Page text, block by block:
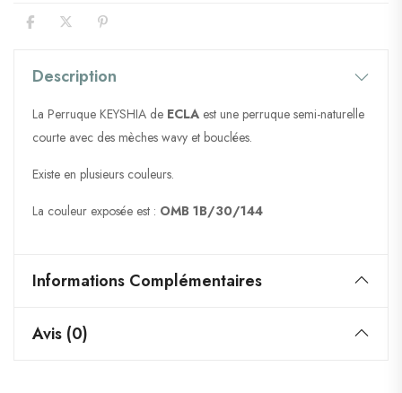
Description
La Perruque KEYSHIA de ECLA est une perruque semi-naturelle
courte avec des mèches wavy et bouclées.
Existe en plusieurs couleurs.
La couleur exposée est : OMB 1B/30/144
Informations Complémentaires
Avis (0)